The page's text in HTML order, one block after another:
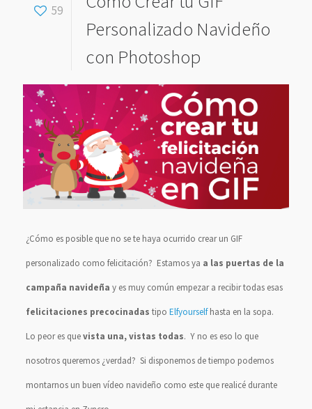
59
Personalizado Navideño
con Photoshop
¿Cómo es posible que no se te haya ocurrido crear un GIF
personalizado como felicitación? Estamos ya a las puertas de la
campaña navideña y es muy común empezar a recibir todas esas
felicitaciones precocinadas tipo Elfyourselfhasta en la sopa.
Lo peor es quevista una, vistas todas. Y no es eso lo que
nosotros queremos ¿verdad? Si disponemos de tiempo podemos
montarnos un buen vídeo navideño como este que realicé durante